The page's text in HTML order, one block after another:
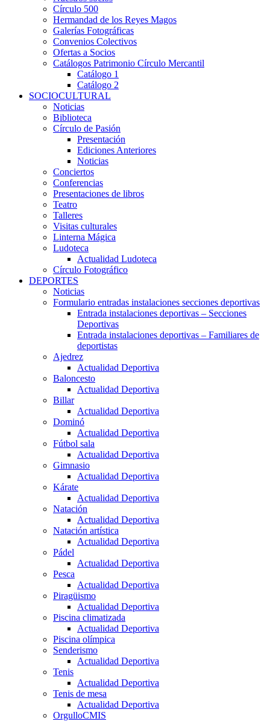
Círculo 500
Hermandad de los Reyes Magos
Galerías Fotográficas
Convenios Colectivos
Ofertas a Socios
Catálogos Patrimonio Círculo Mercantil
Catálogo 1
Catálogo 2
SOCIOCULTURAL
Noticias
Biblioteca
Círculo de Pasión
Presentación
Ediciones Anteriores
Noticias
Conciertos
Conferencias
Presentaciones de libros
Teatro
Talleres
Visitas culturales
Linterna Mágica
Ludoteca
Actualidad Ludoteca
Círculo Fotográfico
DEPORTES
Noticias
Formulario entradas instalaciones secciones deportivas
Entrada instalaciones deportivas – Secciones
Deportivas
Entrada instalaciones deportivas – Familiares de
deportistas
Ajedrez
Actualidad Deportiva
Baloncesto
Actualidad Deportiva
Billar
Actualidad Deportiva
Dominó
Actualidad Deportiva
Fútbol sala
Actualidad Deportiva
Gimnasio
Actualidad Deportiva
Kárate
Actualidad Deportiva
Natación
Actualidad Deportiva
Natación artística
Actualidad Deportiva
Pádel
Actualidad Deportiva
Pesca
Actualidad Deportiva
Piragüismo
Actualidad Deportiva
Piscina climatizada
Actualidad Deportiva
Piscina olímpica
Senderismo
Actualidad Deportiva
Tenis
Actualidad Deportiva
Tenis de mesa
Actualidad Deportiva
OrgulloCMIS